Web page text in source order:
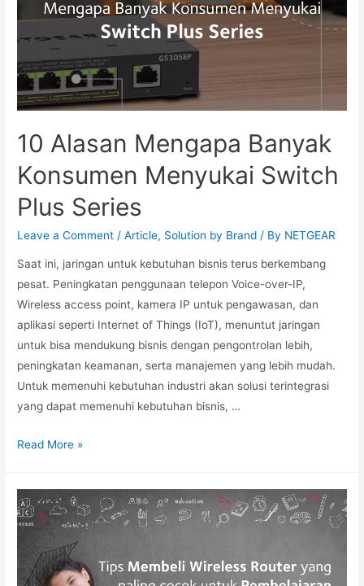
10 Alasan Mengapa Banyak
Konsumen Menyukai Switch
Plus Series
Leave a Comment /Article, Solution by Brand / By NETGEAR
Saat ini, jaringan untuk kebutuhan bisnis terus berkembang
pesat. Peningkatan penggunaan telepon Voice-over-IP,
Wireless access point, kamera IP untuk pengawasan, dan
aplikasi seperti Internet of Things (IoT), menuntut jaringan
untuk bisa mendukung bisnis dengan pengontrolan lebih,
peningkatan keamanan, serta manajemen yang lebih mudah.
Untuk memenuhi kebutuhan industri akan solusi terintegrasi
yang dapat memenuhi kebutuhan bisnis, …
Read More »